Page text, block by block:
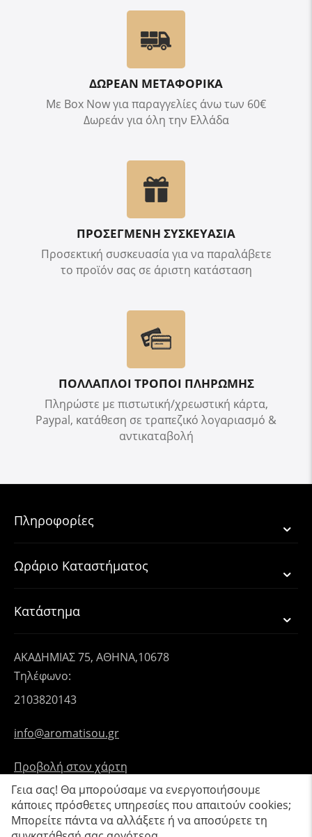
ΔΩΡΕΑΝ ΜΕΤΑΦΟΡΙΚΑ
Με Box Now για παραγγελίες άνω των 60€
Δωρεάν για όλη την Ελλάδα
ΠΡΟΣΕΓΜΕΝΗ ΣΥΣΚΕΥΑΣΙΑ
Προσεκτική συσκευασία για να παραλάβετε
το προϊόν σας σε άριστη κατάσταση
ΠΟΛΛΑΠΛΟΙ ΤΡΟΠΟΙ ΠΛΗΡΩΜΗΣ
Πληρώστε με πιστωτική/χρεωστική κάρτα,
Paypal, κατάθεση σε τραπεζικό λογαριασμό &
αντικαταβολή
Πληροφορίες
Ωράριο Καταστήματος
Κατάστημα
ΑΚΑΔΗΜΙΑΣ 75, ΑΘΗΝΑ,10678
Τηλέφωνο:
2103820143
info@aromatisou.gr
Προβολή στον χάρτη
Γεια σας! Θα μπορούσαμε να ενεργοποιήσουμε
κάποιες πρόσθετες υπηρεσίες που απαιτούν cookies;
Μπορείτε πάντα να αλλάξετε ή να αποσύρετε τη